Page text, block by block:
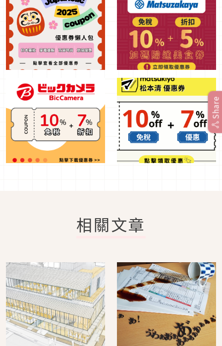
相關文章
Share